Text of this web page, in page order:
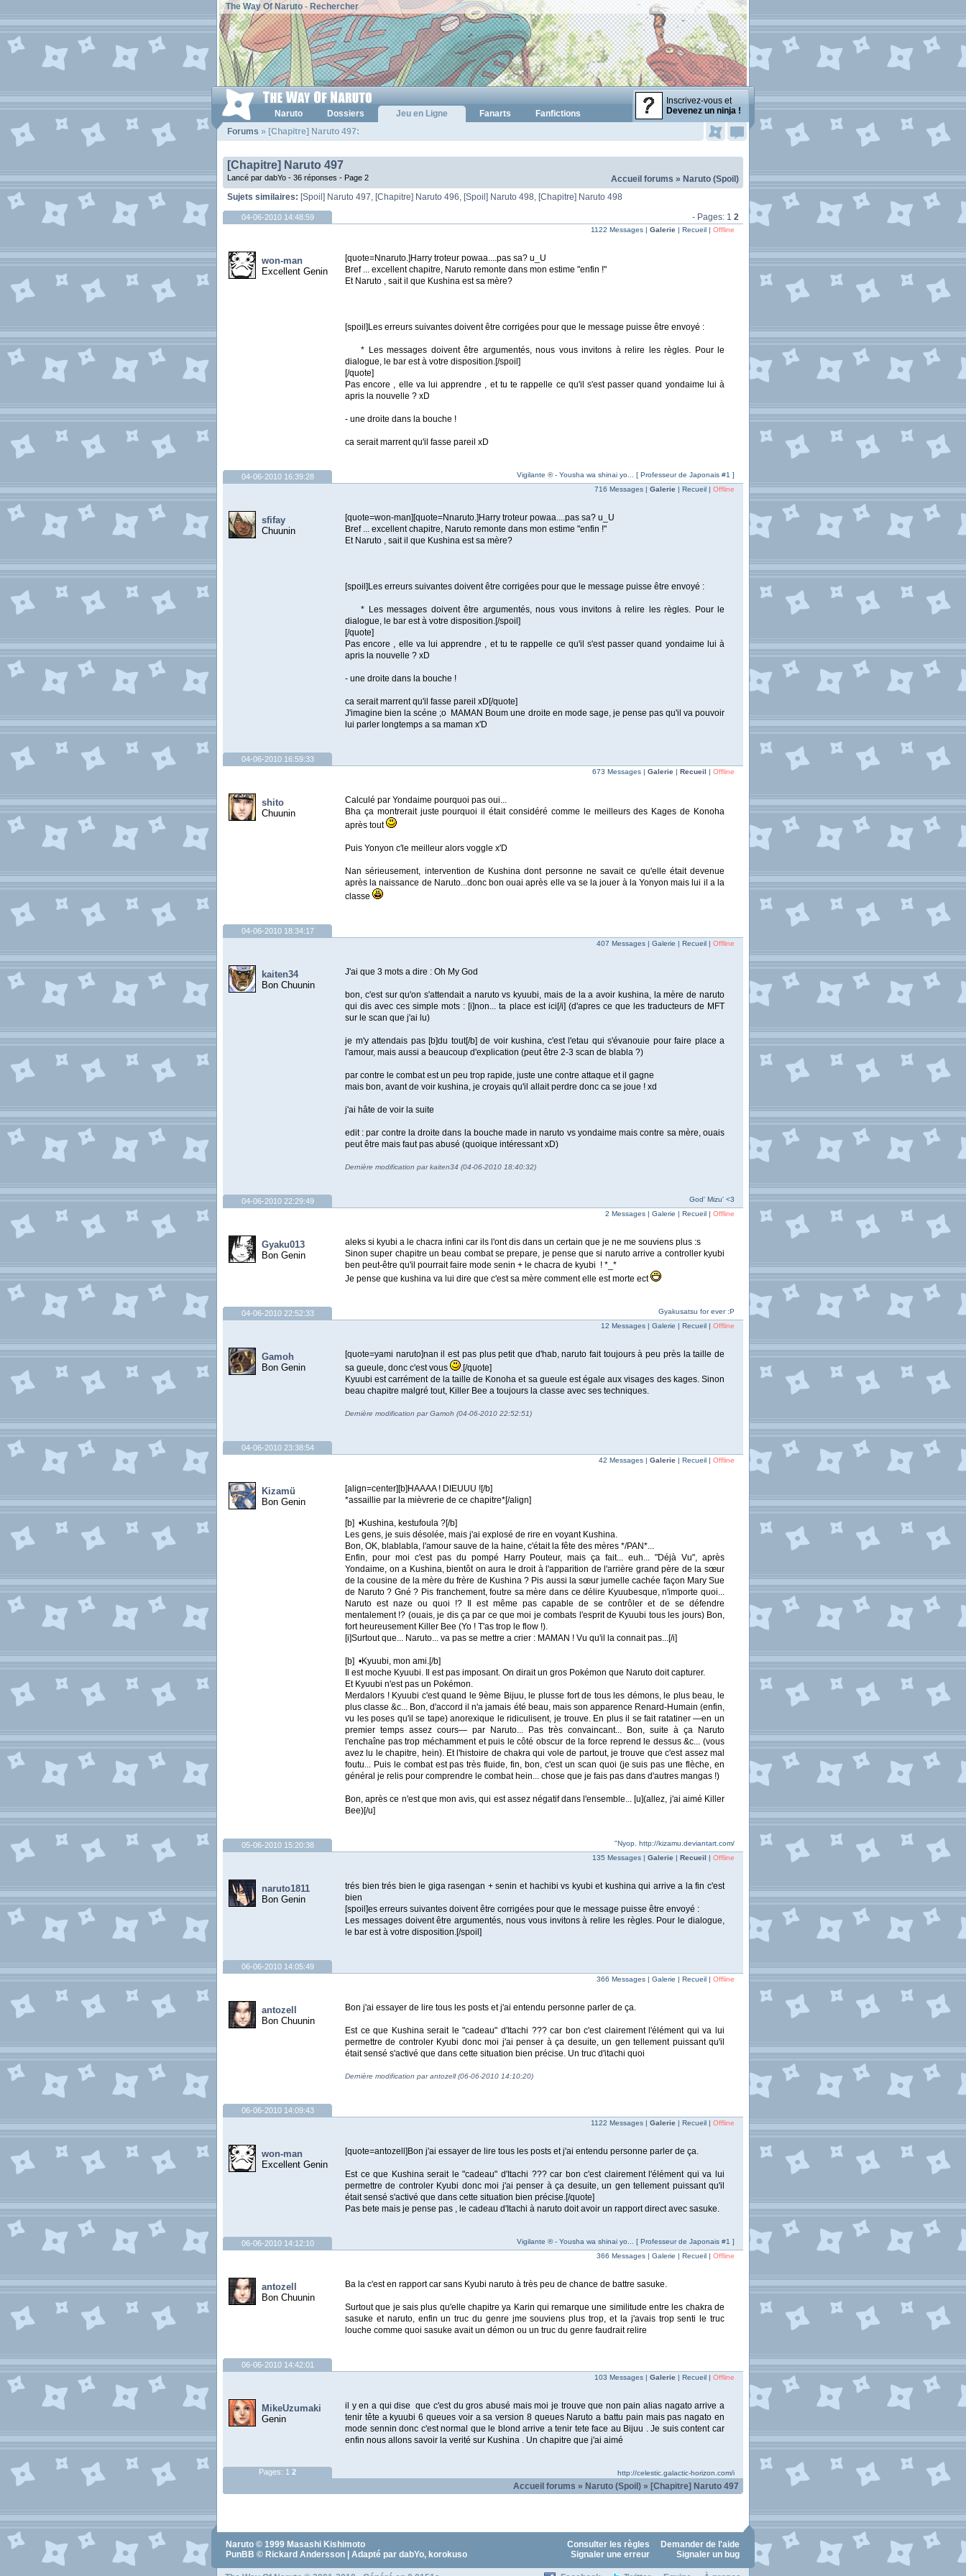
The Way Of Naruto- Rechercher
Inscrivez-vous et
Devenez un ninja !
Naruto Dossiers Jeu en Ligne Fanarts
Fanfictions
Forums » [Chapitre] Naruto 497:
[Chapitre] Naruto 497
Accueil forums » Naruto (Spoil)
Lancé par dabYo - 36 réponses - Page 2
Sujets similaires: [Spoil] Naruto 497, [Chapitre] Naruto 496, [Spoil] Naruto 498, [Chapitre] Naruto 498
- Pages: 1 2
04-06-2010 14:48:59
won-man
Excellent Genin
1122 Messages | Galerie | Recueil | Offline
[quote=Nnaruto.]Harry troteur powaa....pas sa? u_U
Bref ... excellent chapitre, Naruto remonte dans mon estime "enfin !"
Et Naruto , sait il que Kushina est sa mère?
[spoil]Les erreurs suivantes doivent être corrigées pour que le message puisse être envoyé :
* Les messages doivent être argumentés, nous vous invitons à relire les règles. Pour le
dialogue, le bar est à votre disposition.[/spoil]
[/quote]
Pas encore , elle va lui apprendre , et tu te rappelle ce qu'il s'est passer quand yondaime lui à
apris la nouvelle ? xD
- une droite dans la bouche !
ca serait marrent qu'il fasse pareil xD
Vigilante ® - Yousha wa shinai yo... [ Professeur de Japonais #1 ]
04-06-2010 16:39:28
sfifay
Chuunin
716 Messages | Galerie | Recueil | Offline
[quote=won-man][quote=Nnaruto.]Harry troteur powaa....pas sa? u_U
Bref ... excellent chapitre, Naruto remonte dans mon estime "enfin !"
Et Naruto , sait il que Kushina est sa mère?
[spoil]Les erreurs suivantes doivent être corrigées pour que le message puisse être envoyé :
* Les messages doivent être argumentés, nous vous invitons à relire les règles. Pour le
dialogue, le bar est à votre disposition.[/spoil]
[/quote]
Pas encore , elle va lui apprendre , et tu te rappelle ce qu'il s'est passer quand yondaime lui à
apris la nouvelle ? xD
- une droite dans la bouche !
ca serait marrent qu'il fasse pareil xD[/quote]
J'imagine bien la scéne ;o MAMAN Boum une droite en mode sage, je pense pas qu'il va pouvoir
lui parler longtemps a sa maman x'D
04-06-2010 16:59:33
shito
Chuunin
673 Messages | Galerie | Recueil | Offline
Calculé par Yondaime pourquoi pas oui...
Bha ça montrerait juste pourquoi il était considéré comme le meilleurs des Kages de Konoha
après tout
Puis Yonyon c'le meilleur alors voggle x'D
Nan sérieusement, intervention de Kushina dont personne ne savait ce qu'elle était devenue
après la naissance de Naruto...donc bon ouai après elle va se la jouer à la Yonyon mais lui il a la
classe
04-06-2010 18:34:17
kaiten34
Bon Chuunin
407 Messages | Galerie | Recueil | Offline
J'ai que 3 mots a dire : Oh My God
bon, c'est sur qu'on s'attendait a naruto vs kyuubi, mais de la a avoir kushina, la mère de naruto
qui dis avec ces simple mots : [i]non... ta place est ici[/i] (d'apres ce que les traducteurs de MFT
sur le scan que j'ai lu)
je m'y attendais pas [b]du tout[/b] de voir kushina, c'est l'etau qui s'évanouie pour faire place a
l'amour, mais aussi a beaucoup d'explication (peut être 2-3 scan de blabla ?)
par contre le combat est un peu trop rapide, juste une contre attaque et il gagne
mais bon, avant de voir kushina, je croyais qu'il allait perdre donc ca se joue ! xd
j'ai hâte de voir la suite
edit : par contre la droite dans la bouche made in naruto vs yondaime mais contre sa mère, ouais
peut être mais faut pas abusé (quoique intéressant xD)
Dernière modification par kaiten34 (04-06-2010 18:40:32)
God' Mizu' <3
04-06-2010 22:29:49
Gyaku013
Bon Genin
2 Messages | Galerie | Recueil | Offline
aleks si kyubi a le chacra infini car ils l'ont dis dans un certain que je ne me souviens plus :s
Sinon super chapitre un beau combat se prepare, je pense que si naruto arrive a controller kyubi
ben peut-être qu'il pourrait faire mode senin + le chacra de kyubi ! *_*
Je pense que kushina va lui dire que c'est sa mère comment elle est morte ect
Gyakusatsu for ever :P
04-06-2010 22:52:33
Gamoh
Bon Genin
12 Messages | Galerie | Recueil | Offline
[quote=yami naruto]nan il est pas plus petit que d'hab, naruto fait toujours à peu près la taille de
sa gueule, donc c'est vous
.[/quote]
Kyuubi est carrément de la taille de Konoha et sa gueule est égale aux visages des kages. Sinon
beau chapitre malgré tout, Killer Bee a toujours la classe avec ses techniques.
Dernière modification par Gamoh (04-06-2010 22:52:51)
04-06-2010 23:38:54
Kizamü
Bon Genin
42 Messages | Galerie | Recueil | Offline
[align=center][b]HAAAA ! DIEUUU ![/b]
*assaillie par la mièvrerie de ce chapitre*[/align]
[b] •Kushina, kestufoula ?[/b]
Les gens, je suis désolée, mais j'ai explosé de rire en voyant Kushina.
Bon, OK, blablabla, l'amour sauve de la haine, c'était la fête des mères */PAN*...
Enfin, pour moi c'est pas du pompé Harry Pouteur, mais ça fait... euh... "Déjà Vu", après
Yondaime, on a Kushina, bientôt on aura le droit à l'apparition de l'arrière grand père de la sœur
de la cousine de la mère du frère de Kushina ? Pis aussi la sœur jumelle cachée façon Mary Sue
de Naruto ? Gné ? Pis franchement, foutre sa mère dans ce délire Kyuubesque, n'importe quoi...
Naruto est naze ou quoi !? Il est même pas capable de se contrôler et de se défendre
mentalement !? (ouais, je dis ça par ce que moi je combats l'esprit de Kyuubi tous les jours) Bon,
fort heureusement Killer Bee (Yo ! T'as trop le flow !).
[i]Surtout que... Naruto... va pas se mettre a crier : MAMAN ! Vu qu'il la connait pas...[/i]
[b] •Kyuubi, mon ami.[/b]
Il est moche Kyuubi. Il est pas imposant. On dirait un gros Pokémon que Naruto doit capturer.
Et Kyuubi n'est pas un Pokémon.
Merdalors ! Kyuubi c'est quand le 9ème Bijuu, le plusse fort de tous les démons, le plus beau, le
plus classe &c... Bon, d'accord il n'a jamais été beau, mais son apparence Renard-Humain (enfin,
vu les poses qu'il se tape) anorexique le ridiculisent, je trouve. En plus il se fait ratatiner —en un
premier temps assez cours— par Naruto... Pas très convaincant... Bon, suite à ça Naruto
l'enchaîne pas trop méchamment et puis le côté obscur de la force reprend le dessus &c... (vous
avez lu le chapitre, hein). Et l'histoire de chakra qui vole de partout, je trouve que c'est assez mal
foutu... Puis le combat est pas très fluide, fin, bon, c'est un scan quoi (je suis pas une flèche, en
général je relis pour comprendre le combat hein... chose que je fais pas dans d'autres mangas !)
Bon, après ce n'est que mon avis, qui est assez négatif dans l'ensemble... [u](allez, j'ai aimé Killer
Bee)[/u]
"Nyop. http://kizamu.deviantart.com/
05-06-2010 15:20:38
naruto1811
Bon Genin
135 Messages | Galerie | Recueil | Offline
trés bien trés bien le giga rasengan + senin et hachibi vs kyubi et kushina qui arrive a la fin c'est
bien
[spoil]es erreurs suivantes doivent être corrigées pour que le message puisse être envoyé :
Les messages doivent être argumentés, nous vous invitons à relire les règles. Pour le dialogue,
le bar est à votre disposition.[/spoil]
06-06-2010 14:05:49
antozell
Bon Chuunin
366 Messages | Galerie | Recueil | Offline
Bon j'ai essayer de lire tous les posts et j'ai entendu personne parler de ça.
Est ce que Kushina serait le "cadeau" d'Itachi ??? car bon c'est clairement l'élément qui va lui
permettre de controler Kyubi donc moi j'ai penser à ça desuite, un gen tellement puissant qu'il
était sensé s'activé que dans cette situation bien précise. Un truc d'itachi quoi
Dernière modification par antozell (06-06-2010 14:10:20)
06-06-2010 14:09:43
won-man
Excellent Genin
1122 Messages | Galerie | Recueil | Offline
[quote=antozell]Bon j'ai essayer de lire tous les posts et j'ai entendu personne parler de ça.
Est ce que Kushina serait le "cadeau" d'Itachi ??? car bon c'est clairement l'élément qui va lui
permettre de controler Kyubi donc moi j'ai penser à ça desuite, un gen tellement puissant qu'il
était sensé s'activé que dans cette situation bien précise.[/quote]
Pas bete mais je pense pas , le cadeau d'Itachi à naruto doit avoir un rapport direct avec sasuke.
Vigilante ® - Yousha wa shinai yo... [ Professeur de Japonais #1 ]
06-06-2010 14:12:10
antozell
Bon Chuunin
366 Messages | Galerie | Recueil | Offline
Ba la c'est en rapport car sans Kyubi naruto à très peu de chance de battre sasuke.
Surtout que je sais plus qu'elle chapitre ya Karin qui remarque une similitude entre les chakra de
sasuke et naruto, enfin un truc du genre jme souviens plus trop, et la j'avais trop senti le truc
louche comme quoi sasuke avait un démon ou un truc du genre faudrait relire
06-06-2010 14:42:01
MikeUzumaki
Genin
103 Messages | Galerie | Recueil | Offline
il y en a qui dise que c'est du gros abusé mais moi je trouve que non pain alias nagato arrive a
tenir tête a kyuubi 6 queues voir a sa version 8 queues Naruto a battu pain mais pas nagato en
mode sennin donc c'est normal que le blond arrive a tenir tete face au Bijuu . Je suis content car
enfin nous allons savoir la verité sur Kushina . Un chapitre que j'ai aimé
http://celestic.galactic-horizon.com/i
Pages: 1 2
Accueil forums » Naruto (Spoil) » [Chapitre] Naruto 497
Naruto © 1999 Masashi Kishimoto
PunBB © Rickard Andersson | Adapté par dabYo, korokuso
Demander de l'aide
Consulter les règles
Signaler un bug
Signaler une erreur